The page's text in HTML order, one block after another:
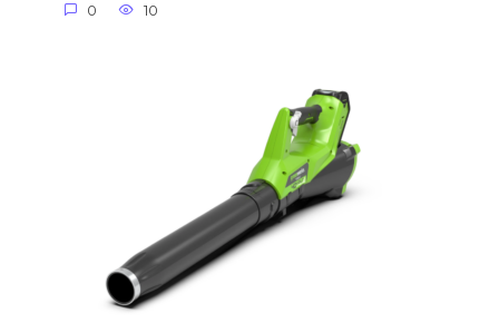
0 10